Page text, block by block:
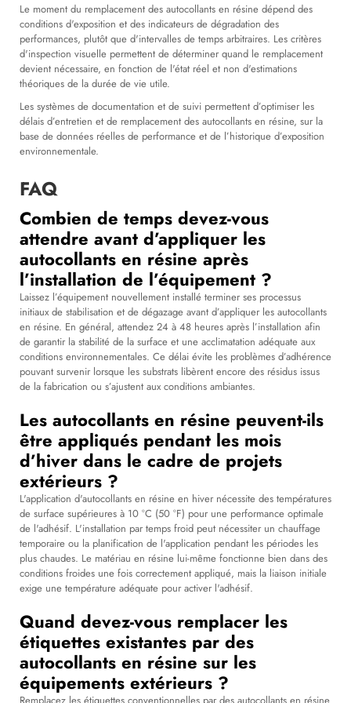
Le moment du remplacement des autocollants en résine dépend des
conditions d'exposition et des indicateurs de dégradation des
performances, plutôt que d'intervalles de temps arbitraires. Les critères
d'inspection visuelle permettent de déterminer quand le remplacement
devient nécessaire, en fonction de l'état réel et non d'estimations
théoriques de la durée de vie utile.
Les systèmes de documentation et de suivi permettent d’optimiser les
délais d’entretien et de remplacement des autocollants en résine, sur la
base de données réelles de performance et de l’historique d’exposition
environnementale.
FAQ
Combien de temps devez-vous
attendre avant d’appliquer les
autocollants en résine après
l’installation de l’équipement ?
Laissez l’équipement nouvellement installé terminer ses processus
initiaux de stabilisation et de dégazage avant d’appliquer les autocollants
en résine. En général, attendez 24 à 48 heures après l’installation afin
de garantir la stabilité de la surface et une acclimatation adéquate aux
conditions environnementales. Ce délai évite les problèmes d’adhérence
pouvant survenir lorsque les substrats libèrent encore des résidus issus
de la fabrication ou s’ajustent aux conditions ambiantes.
Les autocollants en résine peuvent-ils
être appliqués pendant les mois
d’hiver dans le cadre de projets
extérieurs ?
L'application d'autocollants en résine en hiver nécessite des températures
de surface supérieures à 10 °C (50 °F) pour une performance optimale
de l'adhésif. L'installation par temps froid peut nécessiter un chauffage
temporaire ou la planification de l'application pendant les périodes les
plus chaudes. Le matériau en résine lui-même fonctionne bien dans des
conditions froides une fois correctement appliqué, mais la liaison initiale
exige une température adéquate pour activer l'adhésif.
Quand devez-vous remplacer les
étiquettes existantes par des
autocollants en résine sur les
équipements extérieurs ?